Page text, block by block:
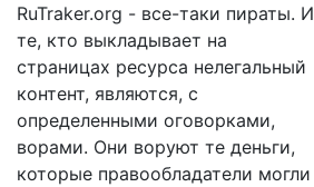
RuTraker.org - все-таки пираты. И
те, кто выкладывает на
страницах ресурса нелегальный
контент, являются, с
определенными оговорками,
ворами. Они воруют те деньги,
которые правообладатели могли